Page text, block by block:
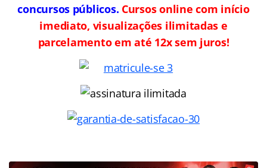
concursos públicos. Cursos online com início
imediato, visualizações ilimitadas e
parcelamento em até 12x sem juros!